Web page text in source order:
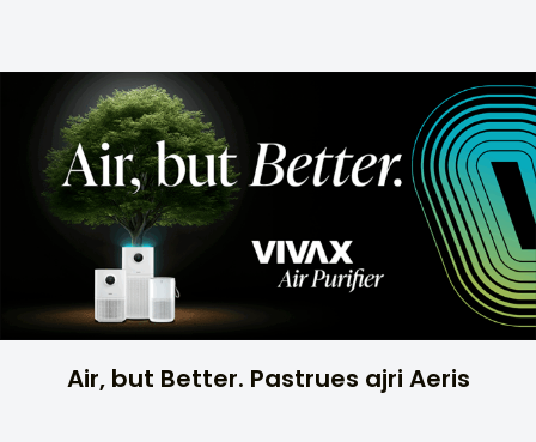
Air, but Better. Pastrues ajri Aeris